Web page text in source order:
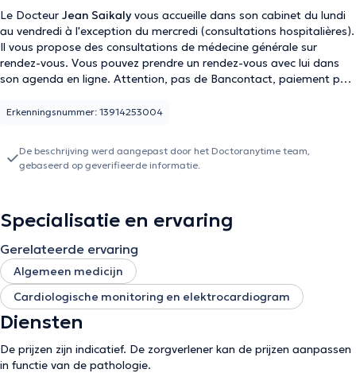
Le Docteur Jean Saikalyvous accueille dans son cabinet du lundi
au vendredi à l'exception du mercredi (consultations hospitalières).
Il vous propose des consultations de médecine générale sur
rendez-vous. Vous pouvez prendre un rendez-vous avec lui dans
son agenda en ligne. Attention, pas de Bancontact, paiement par
Erkenningsnummer: 13914253004
De beschrijving werd aangepast door het Doctoranytime team,
gebaseerd op geverifieerde informatie.
Specialisatie en ervaring
Gerelateerde ervaring
Algemeen medicijn
Cardiologische monitoring en elektrocardiogram
Diensten
De prijzen zijn indicatief. De zorgverlener kan de prijzen aanpassen
in functie van de pathologie.